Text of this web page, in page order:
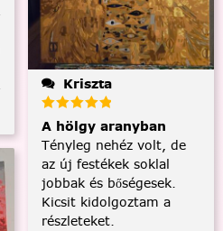
Kriszta
A hölgy aranyban
Tényleg nehéz volt, de
az új festékek soklal
jobbak és bőségesek.
Kicsit kidolgoztam a
részleteket.